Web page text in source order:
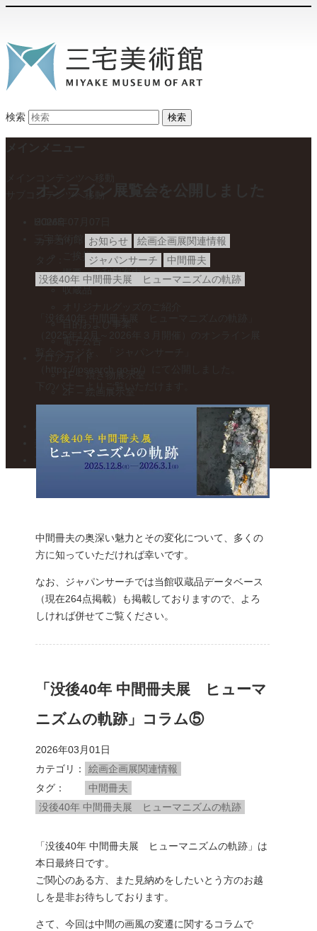
検索
三宅美術館について
ご挨拶
概要・ご利用案内
収蔵品
美術館便り
アクセスマップ
お知らせ
絵画企画展関連情報
ジャパンサーチ
中間冊夫
没後40年 中間冊夫展 ヒューマニズムの軌跡
中間冊夫の奥深い魅力とその変化について、多くの
方に知っていただければ幸いです。
なお、ジャパンサーチでは当館収蔵品データベース
（現在264点掲載）も掲載しておりますので、よろ
しければ併せてご覧ください。
「没後40年 中間冊夫展 ヒューマ
ニズムの軌跡」コラム⑤
2026年03月01日
カテゴリ
絵画企画展関連情報
タグ
中間冊夫
没後40年 中間冊夫展 ヒューマニズムの軌跡
「没後40年 中間冊夫展 ヒューマニズムの軌跡」は
本日最終日です。
ご関心のある方、また見納めをしたいとう方のお越
しを是非お待ちしております。
さて、今回は中間の画風の変遷に関するコラムで